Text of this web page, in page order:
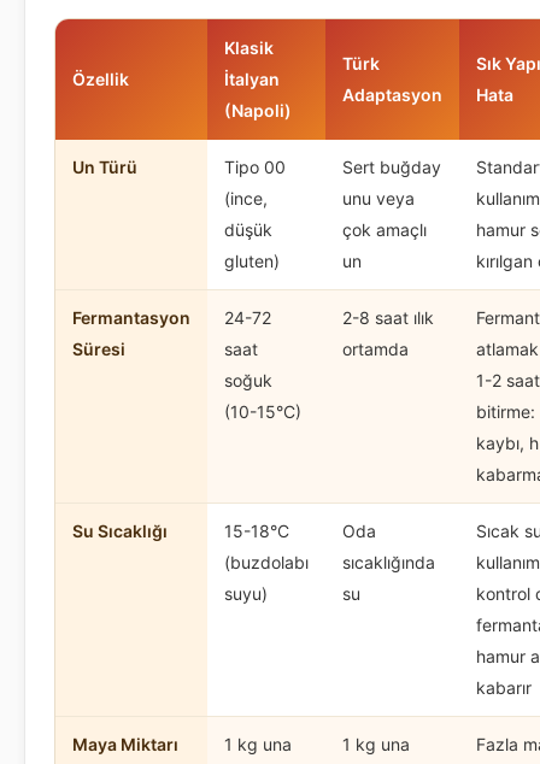
Özellik
Klasik
İtalyan
(Napoli)
Türk
Adaptasyon
Sık
Hata
Un Türü
Tipo 00
(ince,
düşük
gluten)
Sert buğday
unu veya
çok amaçlı
un
hamur
Fermantasyon
Süresi
24-72
saat
soğuk
(10-15°C)
2-8 saat ılık
ortamda
1-2
kaybı,
Su Sıcaklığı
15-18°C
(buzdolabı
suyu)
Oda
sıcaklığında
su
Sıcak
kontrol
hamur
kabarır
Maya Miktarı 1 kg una 1 kg una Fazla